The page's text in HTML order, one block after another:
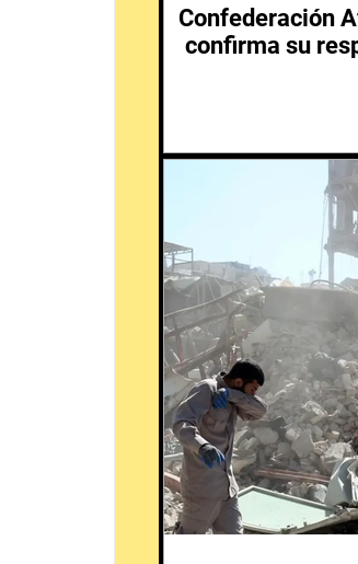
Confederación
confirma su